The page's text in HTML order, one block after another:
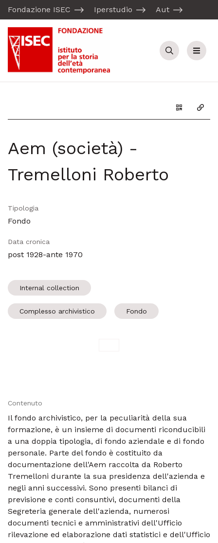
Fondazione ISEC Iperstudio Aut
Cerca Menu
Genera il
Aem (società) -
Tremelloni Roberto
Tipologia
Fondo
Data cronica
post 1928-ante 1970
Internal collection
Complesso archivistico Fondo
Contenuto
Il fondo archivistico, per la peculiarità della sua
formazione, è un insieme di documenti riconducibili
a una doppia tipologia, di fondo aziendale e di fondo
personale. Parte del fondo è costituito da
documentazione dell'Aem raccolta da Roberto
Tremelloni durante la sua presidenza dell'azienda e
negli anni successivi. Sono presenti bilanci di
previsione e conti consuntivi, documenti della
Segreteria generale dell'azienda, numerosi
documenti tecnici e amministrativi dell'Ufficio
rilevazione ed elaborazione dati statistici e dell'Ufficio